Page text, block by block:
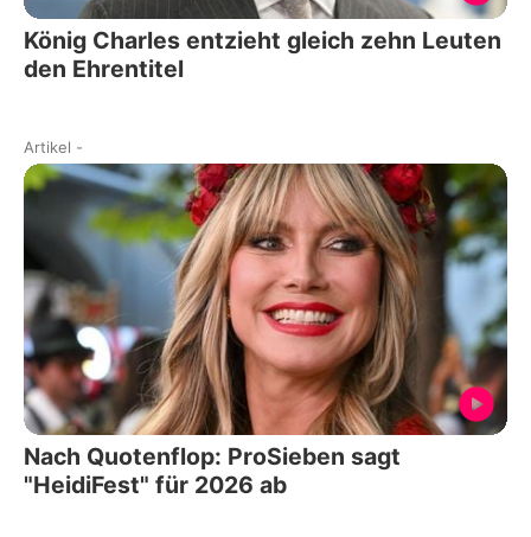
König Charles entzieht gleich zehn Leuten
den Ehrentitel
Artikel -
Nach Quotenflop: ProSieben sagt
"HeidiFest" für 2026 ab